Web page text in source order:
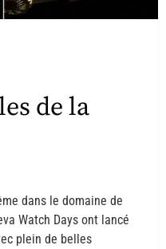
de la
dans le domaine de
Watch Days ont lancé
plein de belles